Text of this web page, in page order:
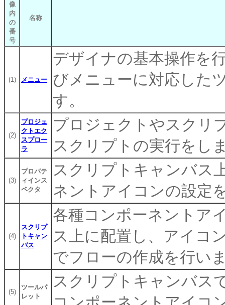
像
内
の
番
号
名称
(1) メニュー
デザイナの基本操作を
びメニューに対応した
す。
(2)
プロジェ
クトエク
スプロー
ラ
プロジェクトやスクリ
スクリプトの実行をし
(3)
プロパテ
ィインス
ペクタ
スクリプトキャンバス
ネントアイコンの設定
(4)
スクリプ
トキャン
バス
各種コンポーネントア
ス上に配置し、アイコ
でフローの作成を行い
(5)
ツールパ
レット
スクリプトキャンバス